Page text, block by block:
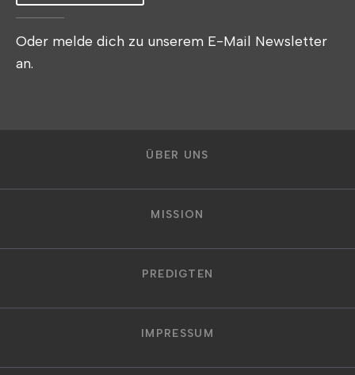
Oder melde dich zu unserem E-Mail Newsletter
an.
ÜBER UNS
MISSION
PREDIGTEN
IMPRESSUM